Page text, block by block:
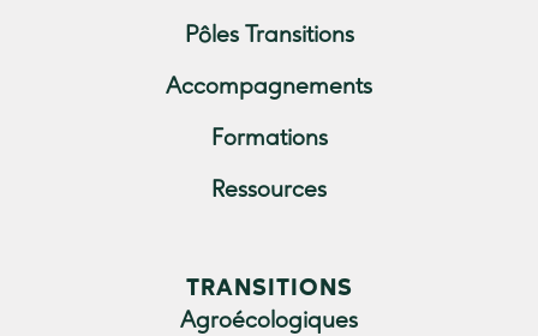
Pôles Transitions
Accompagnements
Formations
Ressources
TRANSITIONS
Agroécologiques